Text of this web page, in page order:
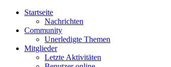
Startseite
Nachrichten
Community
Unerledigte Themen
Mitglieder
Letzte Aktivitäten